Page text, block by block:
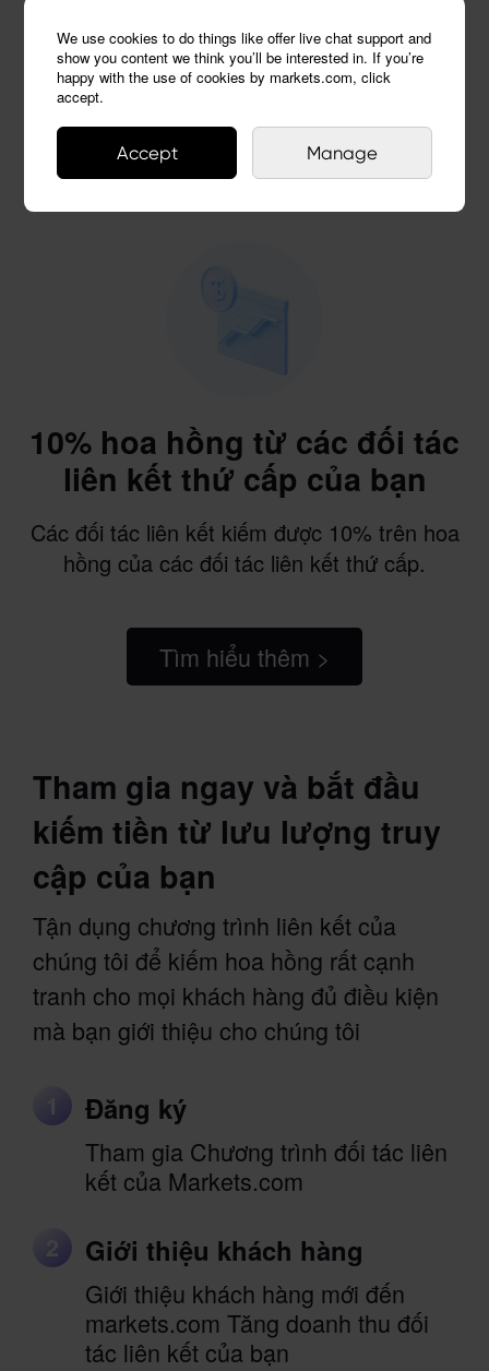
We use cookies to do things like offer live chat support and
show you content we think you’ll be interested in. If you’re
happy with the use of cookies by markets.com, click
accept.
Accept Manage
+15.000 $
tiền thưởng thêm
Nhà giao dịch đủ điều kiện 50+
Tiền ký quỹ tối thiểu 5.000 $
10% hoa hồng từ các đối tác
liên kết thứ cấp của bạn
Các đối tác liên kết kiếm được 10% trên hoa
hồng của các đối tác liên kết thứ cấp.
Tìm hiểu thêm >
Tham gia ngay và bắt đầu
kiếm tiền từ lưu lượng truy
cập của bạn
Tận dụng chương trình liên kết của
chúng tôi để kiếm hoa hồng rất cạnh
tranh cho mọi khách hàng đủ điều kiện
mà bạn giới thiệu cho chúng tôi
1 Đăng ký
Tham gia Chương trình đối tác liên
kết của Markets.com
2
Giới thiệu khách hàng
Giới thiệu khách hàng mới đến
markets.com Tăng doanh thu đối
tác liên kết của bạn